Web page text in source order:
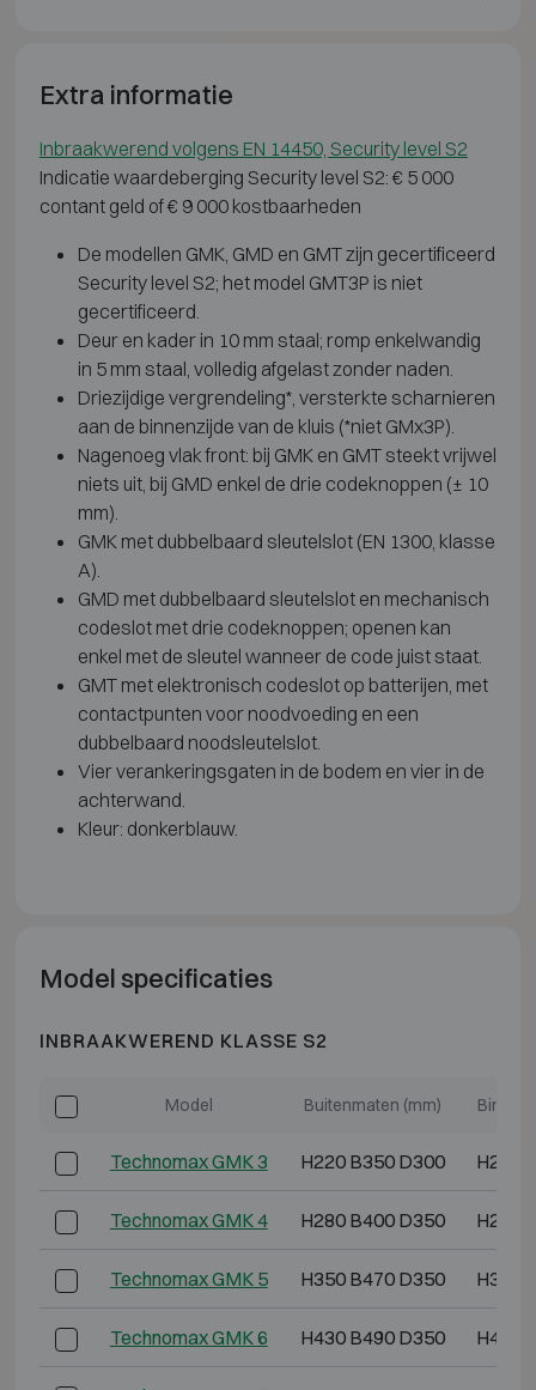
Extra informatie
Inbraakwerend volgens EN 14450, Security level S2
Indicatie waardeberging Security level S2: € 5 000
contant geld of € 9 000 kostbaarheden
De modellen GMK, GMD en GMT zijn gecertificeerd
Security level S2; het model GMT3P is niet
gecertificeerd.
Deur en kader in 10 mm staal; romp enkelwandig
in 5 mm staal, volledig afgelast zonder naden.
Driezijdige vergrendeling*, versterkte scharnieren
aan de binnenzijde van de kluis (*niet GMx3P).
Nagenoeg vlak front: bij GMK en GMT steekt vrijwel
niets uit, bij GMD enkel de drie codeknoppen (± 10
mm).
GMK met dubbelbaard sleutelslot (EN 1300, klasse
A).
GMD met dubbelbaard sleutelslot en mechanisch
codeslot met drie codeknoppen; openen kan
enkel met de sleutel wanneer de code juist staat.
GMT met elektronisch codeslot op batterijen, met
contactpunten voor noodvoeding en een
dubbelbaard noodsleutelslot.
Vier verankeringsgaten in de bodem en vier in de
achterwand.
Kleur: donkerblauw.
Model specificaties
INBRAAKWEREND KLASSE S2
Model Buitenmaten (mm)
Technomax GMK 3 H220 B350 D300 H200
Technomax GMK 4 H280 B400 D350 H260
Technomax GMK 5 H350 B470 D350 H330
Technomax GMK 6 H430 B490 D350 H410